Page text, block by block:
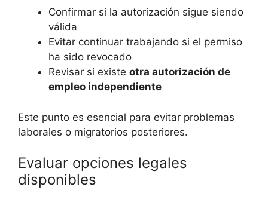
Confirmar si la autorización sigue siendo
válida
Evitar continuar trabajando si el permiso
ha sido revocado
Revisar si existe otra autorización de
empleo independiente
Este punto es esencial para evitar problemas
laborales o migratorios posteriores.
Evaluar opciones legales
disponibles